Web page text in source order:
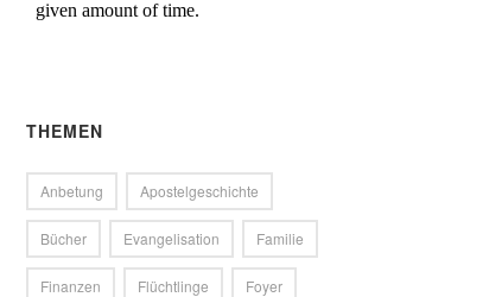
THEMEN
Anbetung Apostelgeschichte
Bücher Evangelisation Familie
Finanzen Flüchtlinge Foyer